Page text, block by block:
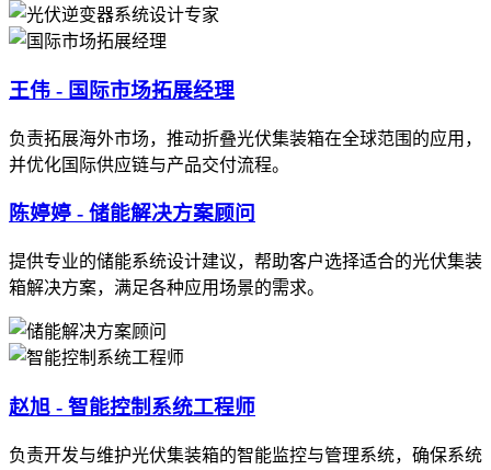
王伟 - 国际市场拓展经理
负责拓展海外市场，推动折叠光伏集装箱在全球范围的应用，
并优化国际供应链与产品交付流程。
陈婷婷 - 储能解决方案顾问
提供专业的储能系统设计建议，帮助客户选择适合的光伏集装
箱解决方案，满足各种应用场景的需求。
赵旭 - 智能控制系统工程师
负责开发与维护光伏集装箱的智能监控与管理系统，确保系统